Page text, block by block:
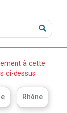
à cette
ci-dessus.
Rhône